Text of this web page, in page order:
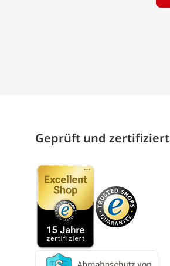
Geprüft und zertifiziert